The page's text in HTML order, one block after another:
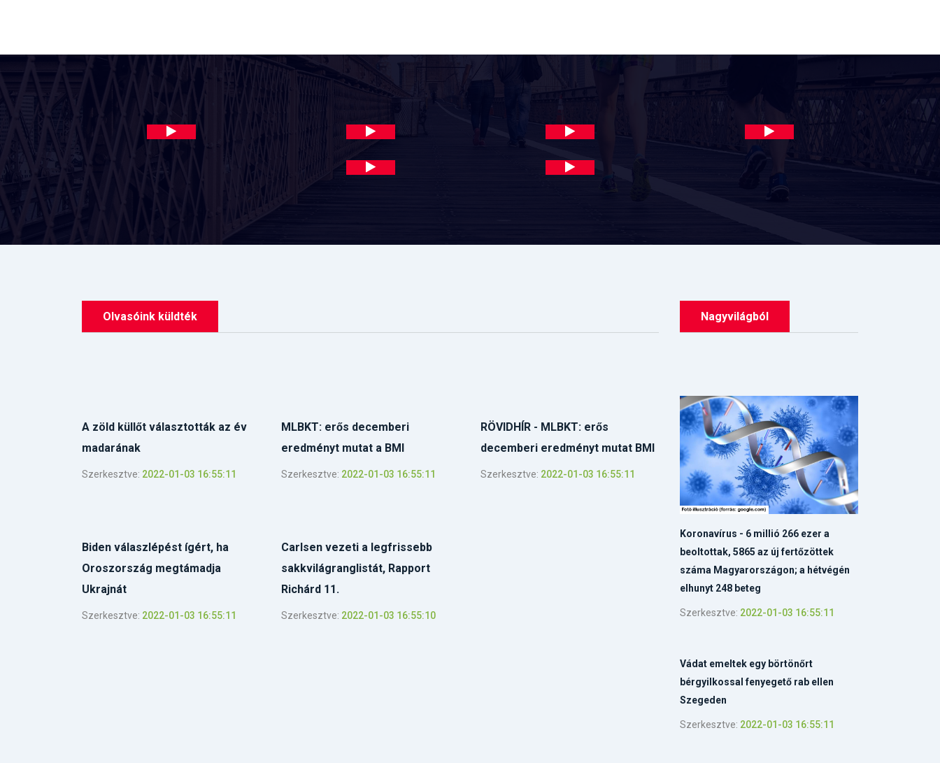
Olvasóink küldték
A zöld küllőt választották az év
madarának
Szerkesztve: 2022-01-03 16:55:11
MLBKT: erős decemberi
eredményt mutat a BMI
Szerkesztve: 2022-01-03 16:55:11
RÖVIDHÍR - MLBKT: erős
decemberi eredményt mutat BMI
Szerkesztve: 2022-01-03 16:55:11
Biden válaszlépést ígért, ha
Oroszország megtámadja
Ukrajnát
Szerkesztve: 2022-01-03 16:55:11
Carlsen vezeti a legfrissebb
sakkvilágranglistát, Rapport
Richárd 11.
Szerkesztve: 2022-01-03 16:55:10
Nagyvilágból
Koronavírus - 6 millió 266 ezer a
beoltottak, 5865 az új fertőzöttek
száma Magyarországon; a hétvégén
elhunyt 248 beteg
Szerkesztve: 2022-01-03 16:55:11
Vádat emeltek egy börtönőrt
bérgyilkossal fenyegető rab ellen
Szegeden
Szerkesztve: 2022-01-03 16:55:11